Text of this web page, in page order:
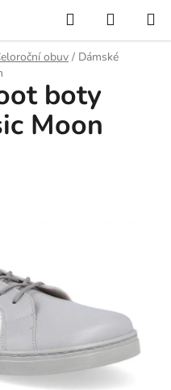
Hledat
KOŠÍK
obuv / Dámské
boty
Moon